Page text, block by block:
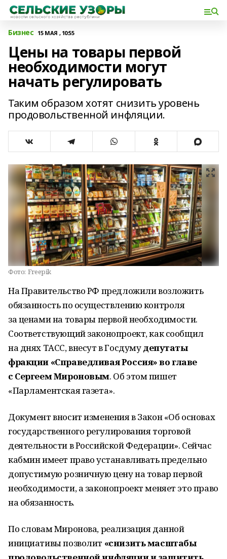
Бизнес 15 МАЯ , 10:55
Цены на товары первой
необходимости могут
начать регулировать
Таким образом хотят снизить уровень
продовольственной инфляции.
Фото: Freepik
На Правительство РФ предложили возложить
обязанность по осуществлению контроля
за ценами на товары первой необходимости.
Соответствующий законопроект, как сообщил
на днях ТАСС, внесут в Госдумудепутаты
фракции «Справедливая Россия» во главе
с Сергеем Мироновым. Об этом пишет
«Парламентская газета».
Документ вносит изменения в Закон «Об основах
государственного регулирования торговой
деятельности в Российской Федерации». Сейчас
кабмин имеет право устанавливать предельно
допустимую розничную цену на товар первой
необходимости, а законопроект меняет это право
на обязанность.
По словам Миронова, реализация данной
инициативы позволит «снизить масштабы